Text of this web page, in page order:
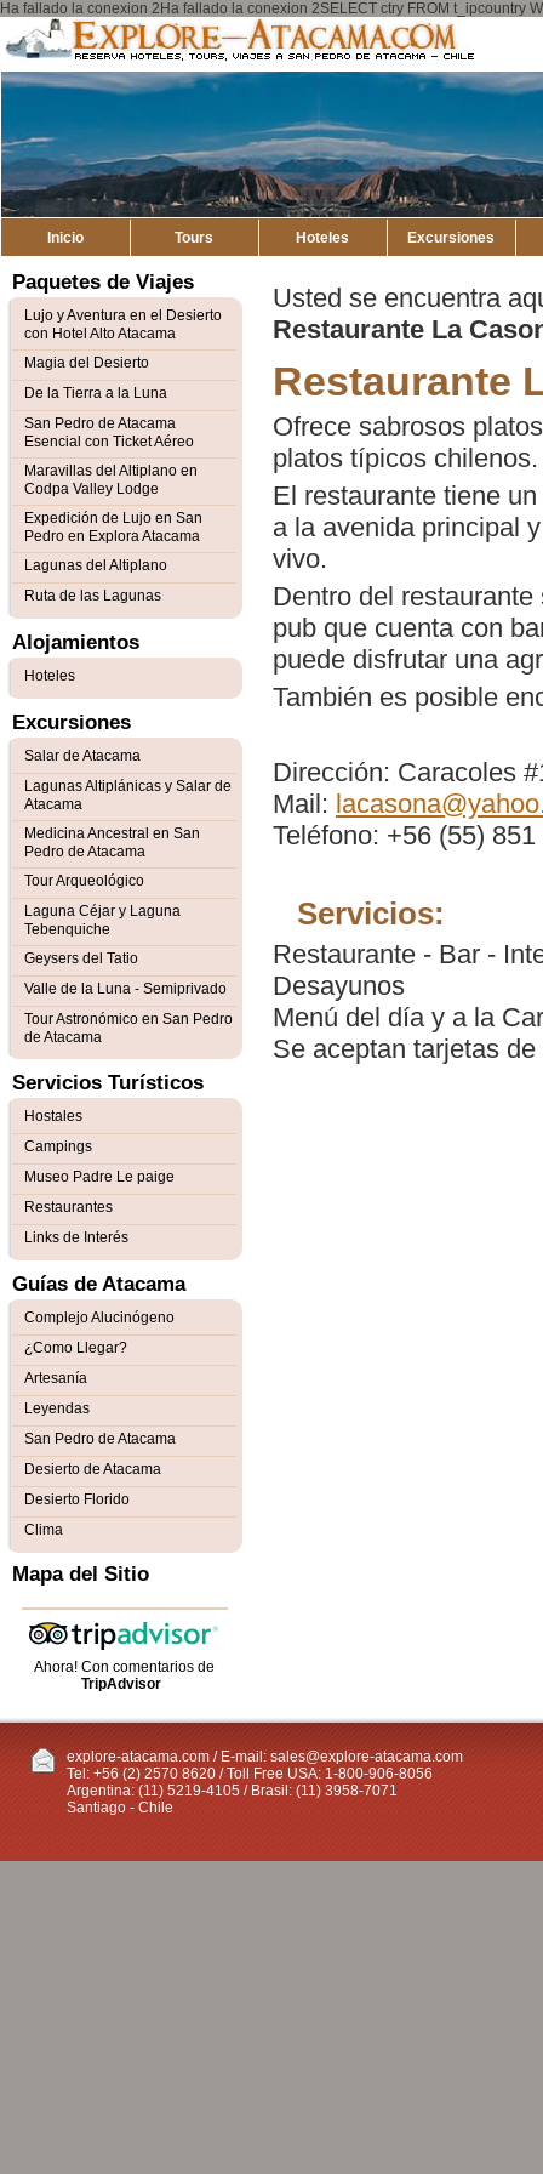
Ha fallado la conexion 2Ha fallado la conexion 2SELECT ctry FROM t_ipcountry
Inicio Tours Hoteles Excursiones
Usted se encuentra
Restaurante La
Restaurante
Ofrece sabrosos
platos típicos chilenos.
El restaurante tiene
a la avenida principal
vivo.
Dentro del
pub que cuenta con
puede disfrutar una
También es posible
Dirección: Caracoles
Mail:
Teléfono: +56 (55) 851
Servicios:
Restaurante - Bar -
Desayunos
Menú del día y a la
Se aceptan tarjetas de
Paquetes de Viajes
Lujo y Aventura en el Desierto
con Hotel Alto Atacama
Magia del Desierto
De la Tierra a la Luna
San Pedro de Atacama
Esencial con Ticket Aéreo
Maravillas del Altiplano en
Codpa Valley Lodge
Expedición de Lujo en San
Pedro en Explora Atacama
Lagunas del Altiplano
Ruta de las Lagunas
Alojamientos
Hoteles
Excursiones
Salar de Atacama
Lagunas Altiplánicas y Salar de
Atacama
Medicina Ancestral en San
Pedro de Atacama
Tour Arqueológico
Laguna Céjar y Laguna
Tebenquiche
Geysers del Tatio
Valle de la Luna - Semiprivado
Tour Astronómico en San Pedro
de Atacama
Servicios Turísticos
Hostales
Campings
Museo Padre Le paige
Restaurantes
Links de Interés
Guías de Atacama
Complejo Alucinógeno
¿Como Llegar?
Artesanía
Leyendas
San Pedro de Atacama
Desierto de Atacama
Desierto Florido
Clima
Mapa del Sitio
Ahora! Con comentarios de
TripAdvisor
explore-atacama.com / E-mail: sales@explore-atacama.com
Tel: +56 (2) 2570 8620 / Toll Free USA: 1-800-906-8056
Argentina: (11) 5219-4105 / Brasil: (11) 3958-7071
Santiago - Chile